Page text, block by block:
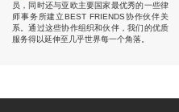
员，同时还与亚欧主要国家最优秀的一些律
师事务所建立BEST FRIENDS协作伙伴关
系。通过这些协作组织和伙伴，我们的优质
服务得以延伸至几乎世界每一个角落。